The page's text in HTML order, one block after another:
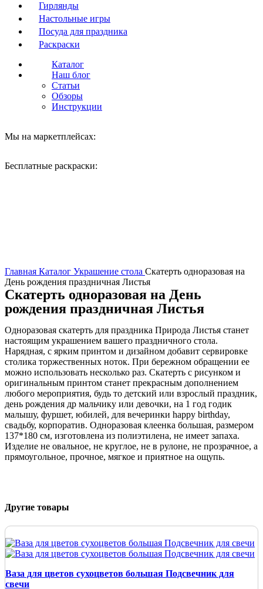
Гирлянды
Настольные игры
Посуда для праздника
Раскраски
Каталог
Наш блог
Статьи
Обзоры
Инструкции
Мы на маркетплейсах:
Бесплатные раскраски:
Главная Каталог Украшение стола Скатерть одноразовая на
День рождения праздничная Листья
Скатерть одноразовая на День
рождения праздничная Листья
Одноразовая скатерть для праздника Природа Листья станет
настоящим украшением вашего праздничного стола.
Нарядная, с ярким принтом и дизайном добавит сервировке
столика торжественных ноток. При бережном обращении ее
можно использовать несколько раз. Скатерть с рисунком и
оригинальным принтом станет прекрасным дополнением
любого мероприятия, будь то детский или взрослый праздник,
день рождения др мальчику или девочки, на 1 год годик
малышу, фуршет, юбилей, для вечеринки happy birthday,
свадьбу, корпоратив. Одноразовая клеенка большая, размером
137*180 см, изготовлена из полиэтилена, не имеет запаха.
Изделие не овальное, не круглое, не в рулоне, не прозрачное, а
прямоугольное, прочное, мягкое и приятное на ощупь.
Другие товары
Ваза для цветов сухоцветов большая Подсвечник для
свечи